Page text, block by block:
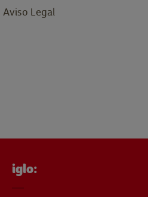
Aviso Legal
iglo: